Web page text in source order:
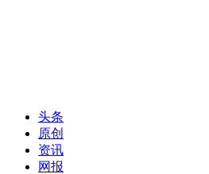
头条
原创
资讯
网报